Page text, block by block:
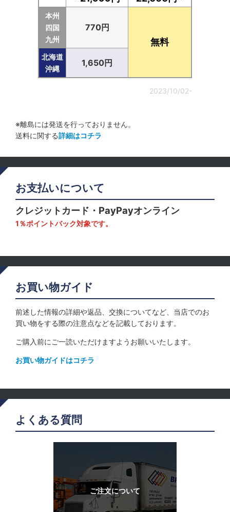
本州
四国
九州
770円
無料
北海道
沖縄
1,650円
2023/10/02-
※離島には発送を行っておりません。
送料に関する詳細はコチラ
お支払いについて
クレジットカード・PayPayオンライン
1％ポイントバック対象です。
お買い物ガイド
前述した情報の詳細や返品、交換についてなど、当店でのお
買い物をする際の注意点などを記載しております。
ご購入前にご一読いただけますようお願いいたします。
お買い物ガイドはコチラ
よくある質問